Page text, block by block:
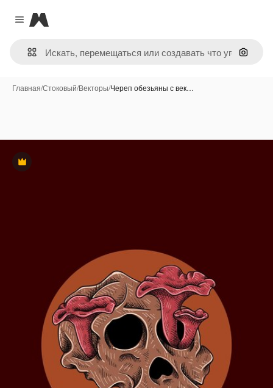
Close menu
Magnific
Поиск
Главная/Стоковый/Векторы/Череп обезьяны с век…
Премиум